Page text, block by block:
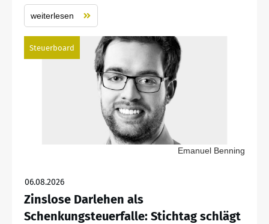
weiterlesen
Steuerboard
Emanuel Benning
06.08.2026
Zinslose Darlehen als
Schenkungsteuerfalle: Stichtag schlägt